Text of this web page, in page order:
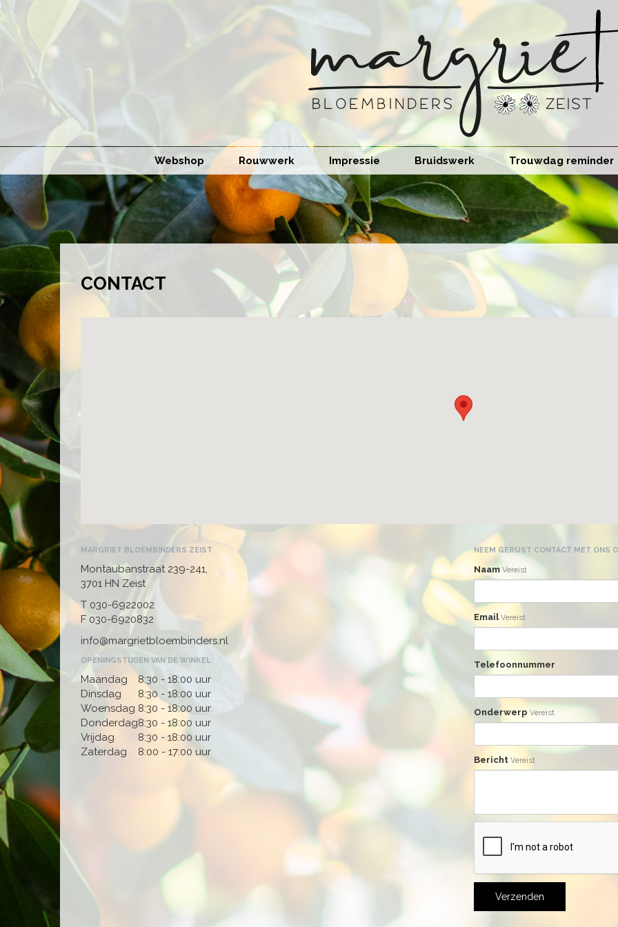
Webshop Rouwwerk Impressie Bruidswerk Trouwdag reminder
CONTACT
MARGRIET BLOEMBINDERS ZEIST
Montaubanstraat 239-241,
3701 HN Zeist
T 030-6922002
F 030-6920832
info@margrietbloembinders.nl
OPENINGSTIJDEN VAN DE WINKEL:
Maandag
8:30 - 18:00 uur
Dinsdag
8:30 - 18:00 uur
Woensdag 8:30 - 18:00 uur
Donderdag8:30 - 18:00 uur
Vrijdag
8:30 - 18:00 uur
Zaterdag
8:00 - 17:00 uur
NEEM GERUST CONTACT MET ONS
Naam Vereist
EmailVereist
Telefoonnummer
Onderwerp Vereist
Bericht Vereist